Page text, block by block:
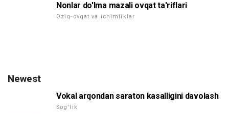
Nonlar do'lma mazali ovqat ta'riflari
Oziq-ovqat va ichimliklar
Newest
Vokal arqondan saraton kasalligini davolash
Sog'lik